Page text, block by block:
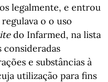
legalmente, e entrou
o o uso
do Infarmed, na lista
e substâncias à
utilização para fins